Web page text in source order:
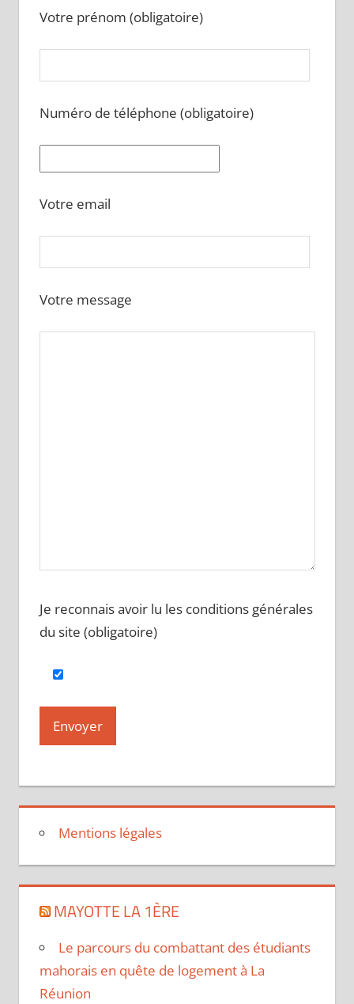
Votre prénom (obligatoire)
Numéro de téléphone (obligatoire)
Votre email
Votre message
Je reconnais avoir lu les conditions générales
du site (obligatoire)
Mentions légales
MAYOTTE LA 1ÈRE
Le parcours du combattant des étudiants
mahorais en quête de logement à La
Réunion